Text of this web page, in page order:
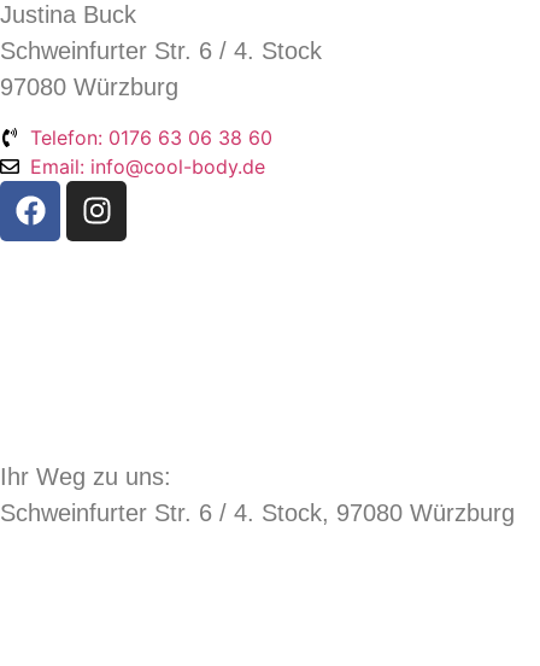
Justina Buck
Schweinfurter Str. 6 / 4. Stock
97080 Würzburg
Telefon: 0176 63 06 38 60
Email: info@cool-body.de
Ihr Weg zu uns:
Schweinfurter Str. 6 / 4. Stock, 97080 Würzburg